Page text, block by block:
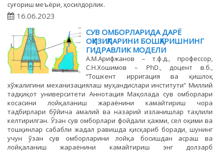
суғориш меъёри, ҳосилдорлик.
16.06.2023
СУВ ОМБОРЛАРИДА ДАРЁ
ОҚИЗИҚЛАРИНИ БОШҚАРИШНИНГ
ГИДРАВЛИК МОДЕЛИ
А.М.Арифжанов – т.ф.д., профессор,
С.Н.Хошимов – PhD., доцент в.б.,
“Тошкент ирригация ва қишлоқ
хўжалигини механизациялаш муҳандислари институти” Миллий
тадқиқот университети Аннотация Мақолада сув омборлари
косасини лойқаланиш жараёнини камайтириш чора
тадбирлари бўйича амалий ва назарий изланишлар таҳлили
келтирилган. Ўзан сув омборлари фойдали ҳажми, сел оқими ва
тошқинлар сабабли жадал равишда қисқариб боради, шунинг
учун ўзан сув омборларини лойқа босишдан асраш ва
лойқаланиш жараёнини камайтириш энг долзарб